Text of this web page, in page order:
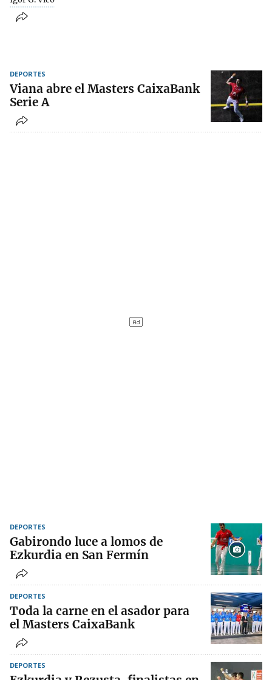
DEPORTES
Viana abre el Masters CaixaBank
Serie A
DEPORTES
Gabirondo luce a lomos de
Ezkurdia en San Fermín
DEPORTES
Toda la carne en el asador para
el Masters CaixaBank
DEPORTES